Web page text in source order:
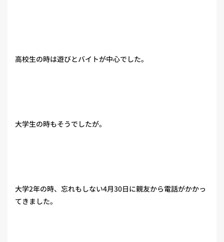
高校生の時は遊びとバイトが中心でした。
大学生の時もそうでしたが。
大学2年の時、忘れもしない4月30日に親友から電話がかかっ
てきました。